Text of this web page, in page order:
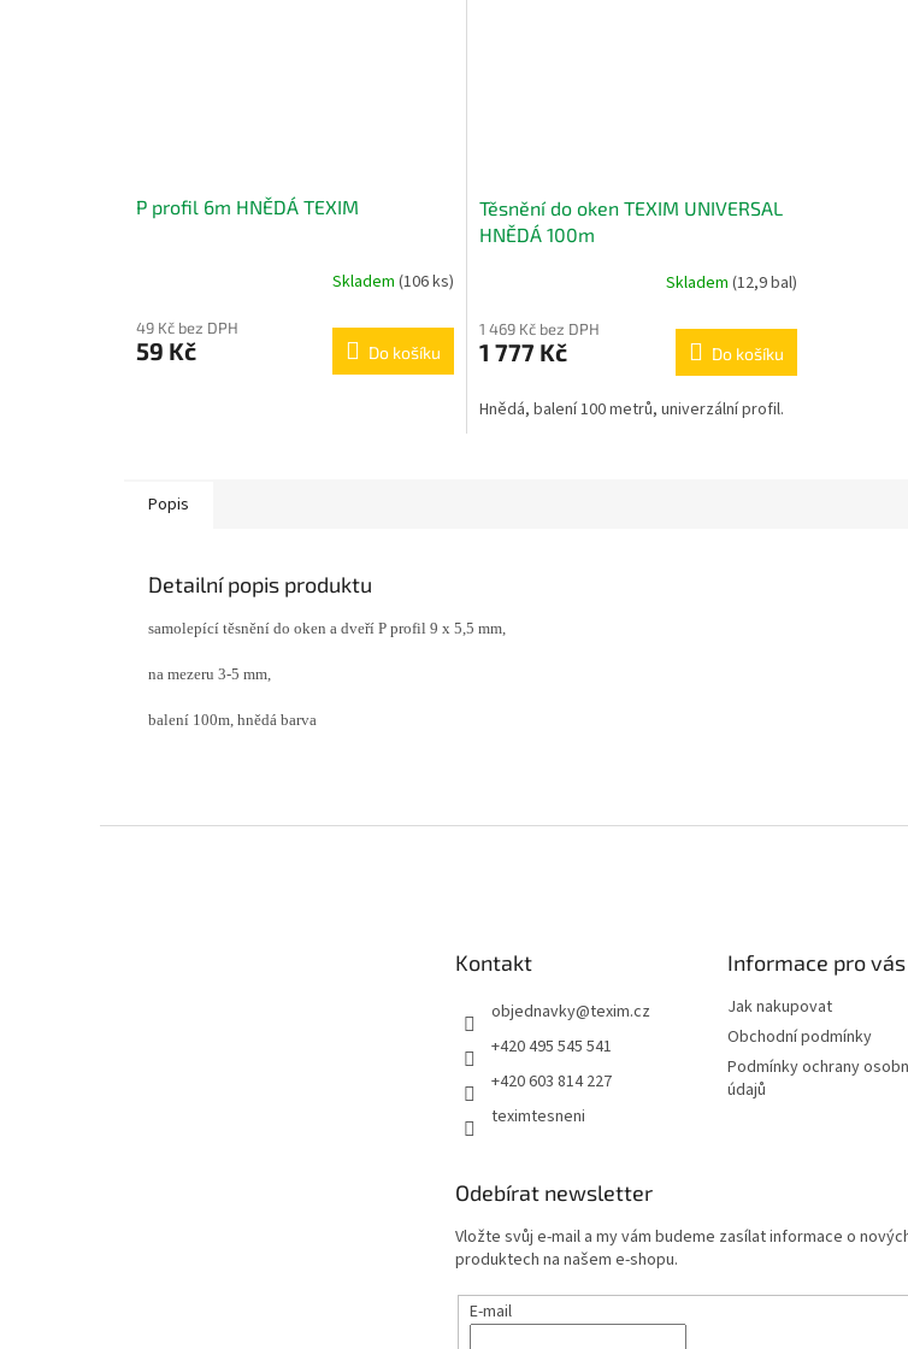
P profil 6m HNĚDÁ TEXIM
Skladem (106 ks)
49 Kč bez DPH
59 Kč Do košíku
Těsnění do oken TEXIM UNIVERSAL
HNĚDÁ 100m
Skladem (12,9 bal)
1 469 Kč bez DPH
1 777 Kč Do košíku
Hnědá, balení 100 metrů, univerzální profil.
Popis
Detailní popis produktu
samolepící těsnění do oken a dveří P profil 9 x 5,5 mm,
na mezeru 3-5 mm,
balení 100m, hnědá barva
Kontakt
objednavky@texim.cz
+420 495 545 541
+420 603 814 227
teximtesneni
Informace pro vás
Jak nakupovat
Obchodní podmínky
Podmínky ochrany
údajů
Odebírat newsletter
Vložte svůj e-mail a my vám budeme zasílat informace o
produktech na našem e-shopu.
E-mail